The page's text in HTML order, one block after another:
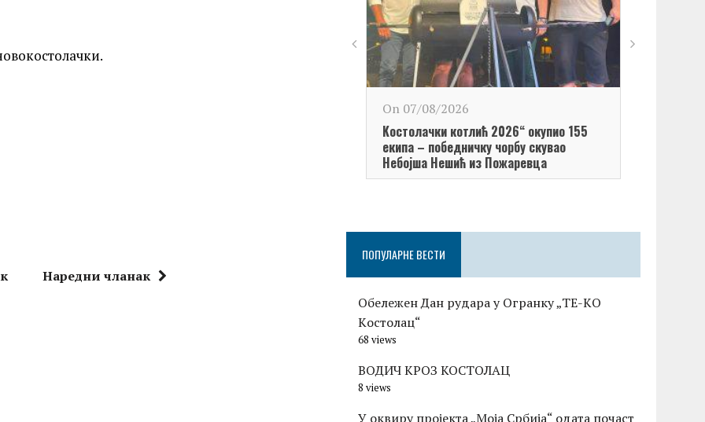
Наредни чланак
On 07/08/2026
Kостолачки котлић 2026“ окупио 155
екипа – победничку чорбу скувао
Небојша Нешић из Пожаревца
ПОПУЛАРНЕ ВЕСТИ
Обележен Дан рудара у Огранку „ТЕ-KО
Kостолац“
68 views
ВОДИЧ КРОЗ КОСТОЛАЦ
8 views
У оквиру пројекта „Моја Србија“ одата почаст